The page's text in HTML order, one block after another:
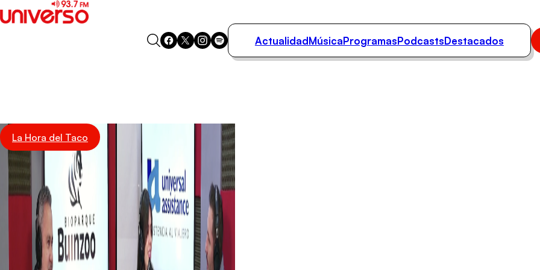
Podcasts
ActualidadMúsicaProgramasPodcastsDestacados
La Hora del Taco